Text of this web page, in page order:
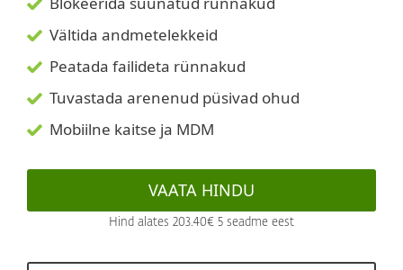
Vältida andmetelekkeid
Peatada failideta rünnakud
Tuvastada arenenud püsivad ohud
Mobiilne kaitse ja MDM
VAATA HINDU
Hind alates 203.40€ 5 seadme eest